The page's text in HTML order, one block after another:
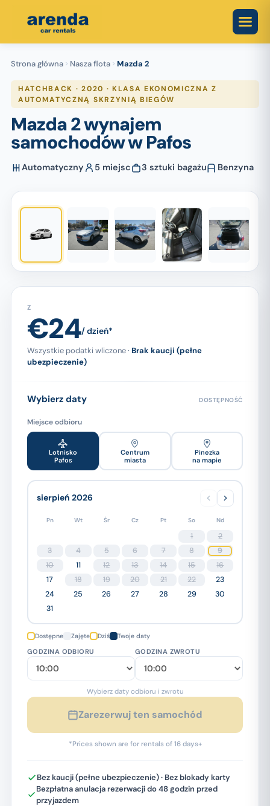
Strona główna Nasza flota Mazda 2
HATCHBACK · 2020 · KLASA EKONOMICZNA Z
AUTOMATYCZNĄ SKRZYNIĄ BIEGÓW
Mazda 2 wynajem
samochodów w Pafos
Automatyczny 5 miejsc 3 sztuki bagażu Benzyna
Z
€24/ dzień*
Wszystkie podatki wliczone · Brak kaucji (pełne
ubezpieczenie)
Wybierz daty DOSTĘPNOŚĆ
Miejsce odbioru
Lotnisko
Pafos
Centrum
miasta
Pinezka
na mapie
sierpień 2026
Pn Wt Śr Cz Pt So Nd
1
2
3
4 5 6 7 8
9
10
11 12 13 14 15
16
17
18 19 20 21 22
23
24
25 26 27 28 29
30
31
Dostępne Zajęte Dziś Twoje daty
GODZINA ODBIORU GODZINA ZWROTU
Wybierz daty odbioru i zwrotu
Zarezerwuj ten samochód
*Prices shown are for rentals of 16 days+
Bez kaucji (pełne ubezpieczenie) · Bez blokady karty
Bezpłatna anulacja rezerwacji do 48 godzin przed
przyjazdem